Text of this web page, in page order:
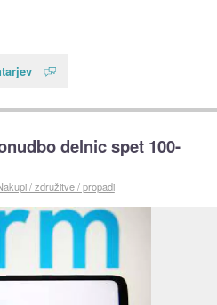
delnic spet 100-
/ združitve / propadi